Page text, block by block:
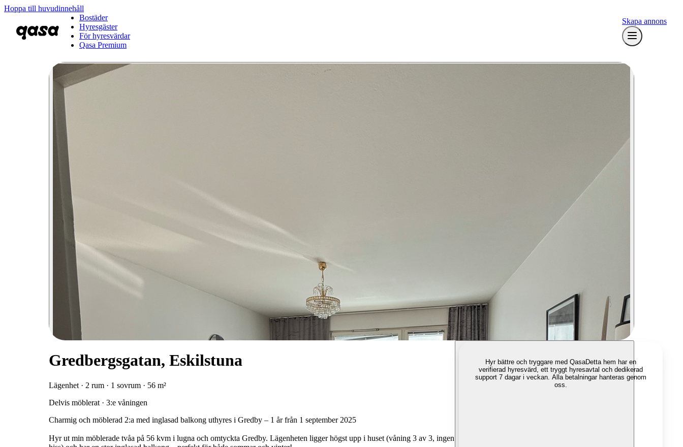
Hoppa till huvudinnehåll
Bostäder
Hyresgäster
För hyresvärdar
Qasa Premium
Skapa annons
Gredbergsgatan, Eskilstuna
Lägenhet · 2 rum · 1 sovrum · 56 m²
Delvis möblerat · 3:e våningen
Charmig och möblerad 2:a med inglasad balkong uthyres i Gredby – 1 år från 1 september 2025
Hyr ut min möblerade tvåa på 56 kvm i lugna och omtyckta Gredby. Lägenheten ligger högst upp i huset (våning 3 av 3, ingen
Hyr bättre och tryggare med QasaDetta hem har en
verifierad hyresvärd, ett tryggt hyresavtal och dedikerad
support 7 dagar i veckan. Alla betalningar hanteras genom
oss.